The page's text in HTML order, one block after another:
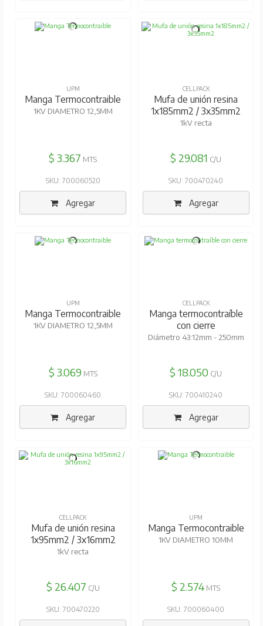
UPM
Manga Termocontraible
1KV DIAMETRO 12,5MM
$ 3.367 MTS
SKU: 700060520
Agregar
CELLPACK
Mufa de unión resina
1x185mm2 / 3x35mm2
1kV recta
$ 29.081 C/U
SKU: 700470240
Agregar
UPM
Manga Termocontraible
1KV DIAMETRO 12,5MM
$ 3.069 MTS
SKU: 700060460
Agregar
CELLPACK
Manga termocontraíble
con cierre
Diámetro 43:12mm - 250mm
$ 18.050 C/U
SKU: 700410240
Agregar
CELLPACK
Mufa de unión resina
1x95mm2 / 3x16mm2
1kV recta
$ 26.407 C/U
SKU: 700470220
UPM
Manga Termocontraible
1KV DIAMETRO 10MM
$ 2.574 MTS
SKU: 700060400